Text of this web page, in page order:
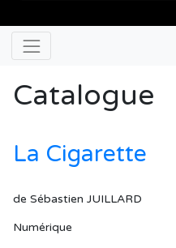
Catalogue
La Cigarette
de Sébastien JUILLARD
Numérique